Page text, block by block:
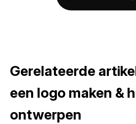
Gerelateerde
een logo maken &
ontwerpen